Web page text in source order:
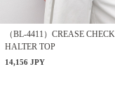
（BL-4411）CREASE CHECK
HALTER TOP
14,156 JPY